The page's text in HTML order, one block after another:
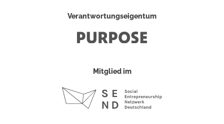
Verantwortungseigentum
Mitglied im